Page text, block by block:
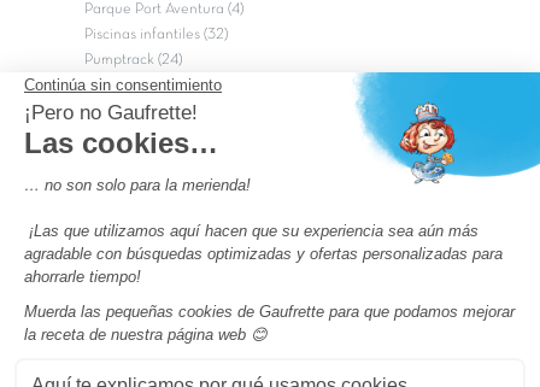
Parque Port Aventura (4)
Piscinas infantiles (32)
Pumptrack (24)
Puy du Fou (2)
Roma
Semana Santa (17)
Campings de 4 estrellas en Francia
Los camping con piscinas en Francia
Camping Barcelona
Camping Murcia
Camping Costa Brava
Camping Costa daurada